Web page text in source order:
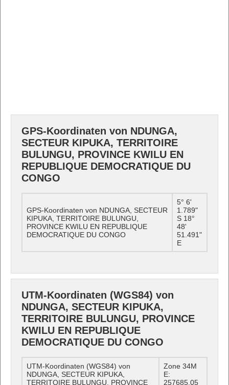
GPS-Koordinaten von NDUNGA,
SECTEUR KIPUKA, TERRITOIRE
BULUNGU, PROVINCE KWILU EN
REPUBLIQUE DEMOCRATIQUE DU
CONGO
GPS-Koordinaten von NDUNGA, SECTEUR
KIPUKA, TERRITOIRE BULUNGU,
PROVINCE KWILU EN REPUBLIQUE
DEMOCRATIQUE DU CONGO
5° 6'
1.789"
S 18°
48'
51.491"
E
UTM-Koordinaten (WGS84) von
NDUNGA, SECTEUR KIPUKA,
TERRITOIRE BULUNGU, PROVINCE
KWILU EN REPUBLIQUE
DEMOCRATIQUE DU CONGO
UTM-Koordinaten (WGS84) von
NDUNGA, SECTEUR KIPUKA,
TERRITOIRE BULUNGU, PROVINCE
Zone 34M
E:
257685.05